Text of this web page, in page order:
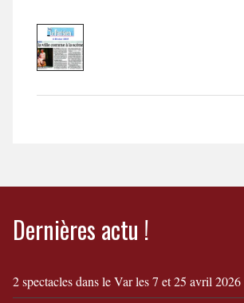
Dernières actu !
2 spectacles dans le Var les 7 et 25 avril 2026